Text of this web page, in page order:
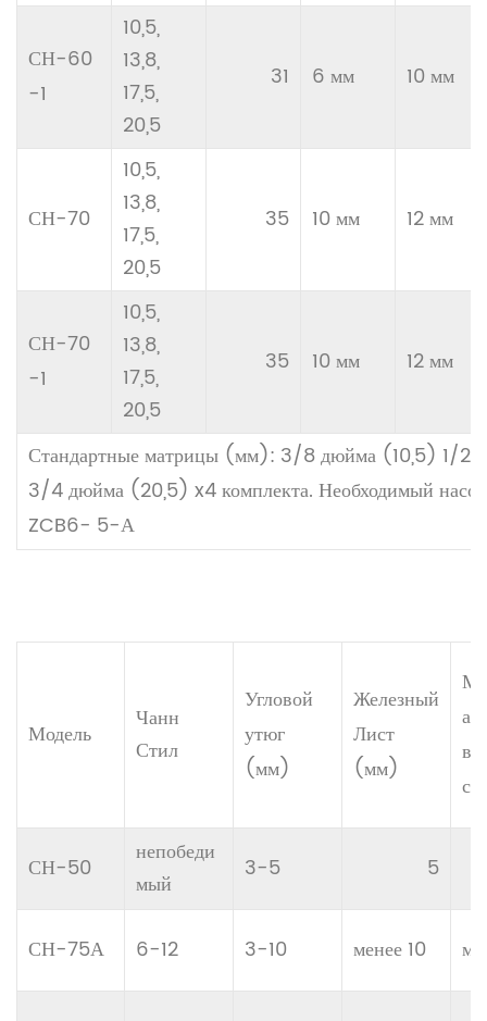
СН-60
-1
10,5,
13,8,
17,5,
20,5
31 6 мм 10 мм
СН-70
10,5,
13,8,
17,5,
20,5
35 10 мм 12 мм
СН-70
-1
10,5,
13,8,
17,5,
20,5
35 10 мм 12 мм
Стандартные матрицы (мм): 3/8 дюйма (10,5) 1/
3/4 дюйма (20,5) x4 комплекта. Необходимый
ZCB6- 5-А
Модель
Чанн
Стил
Угловой
утюг
(мм)
Железный
Лист
(мм)
СН-50
непобеди
мый
3-5 5
СН-75А 6-12 3-10 менее 10